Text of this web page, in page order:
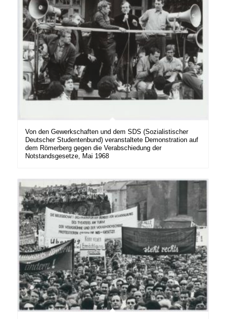
Von den Gewerkschaften und dem SDS (Sozialistischer
Deutscher Studentenbund) veranstaltete Demonstration auf
dem Römerberg gegen die Verabschiedung der
Notstandsgesetze, Mai 1968